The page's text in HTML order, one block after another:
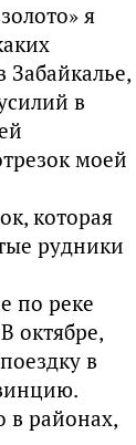
я
Забайкалье,
в
моей
которая
рудники
по реке
октябре,
в
в районах,